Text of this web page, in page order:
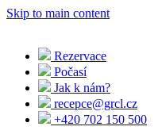
Skip to main content
Rezervace
Počasí
Jak k nám?
recepce@grcl.cz
+420 702 150 500